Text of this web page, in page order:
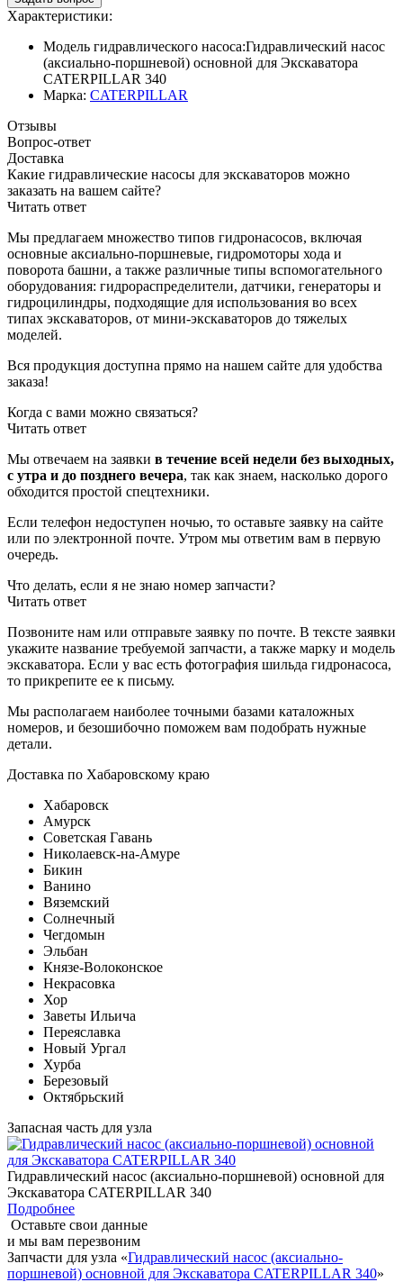
Характеристики:
Модель гидравлического насоса:Гидравлический насос
(аксиально-поршневой) основной для Экскаватора
CATERPILLAR 340
Марка: CATERPILLAR
Отзывы
Вопрос-ответ
Доставка
Какие гидравлические насосы для экскаваторов можно
заказать на вашем сайте?
Читать ответ
Мы предлагаем множество типов гидронасосов, включая
основные аксиально-поршневые, гидромоторы хода и
поворота башни, а также различные типы вспомогательного
оборудования: гидрораспределители, датчики, генераторы и
гидроцилиндры, подходящие для использования во всех
типах экскаваторов, от мини-экскаваторов до тяжелых
моделей.
Вся продукция доступна прямо на нашем сайте для удобства
заказа!
Когда с вами можно связаться?
Читать ответ
Мы отвечаем на заявки в течение всей недели без выходных,
с утра и до позднего вечера, так как знаем, насколько дорого
обходится простой спецтехники.
Если телефон недоступен ночью, то оставьте заявку на сайте
или по электронной почте. Утром мы ответим вам в первую
очередь.
Что делать, если я не знаю номер запчасти?
Читать ответ
Позвоните нам или отправьте заявку по почте. В тексте заявки
укажите название требуемой запчасти, а также марку и модель
экскаватора. Если у вас есть фотография шильда гидронасоса,
то прикрепите ее к письму.
Мы располагаем наиболее точными базами каталожных
номеров, и безошибочно поможем вам подобрать нужные
детали.
Доставка по Хабаровскому краю
Хабаровск
Амурск
Советская Гавань
Николаевск-на-Амуре
Бикин
Ванино
Вяземский
Солнечный
Чегдомын
Эльбан
Князе-Волоконское
Некрасовка
Хор
Заветы Ильича
Переяславка
Новый Ургал
Хурба
Березовый
Октябрьский
Запасная часть для узла
Гидравлический насос (аксиально-поршневой) основной для
Экскаватора CATERPILLAR 340
Подробнее
Оставьте свои данные
и мы вам перезвоним
Запчасти для узла «Гидравлический насос (аксиально-
поршневой) основной для Экскаватора CATERPILLAR 340»